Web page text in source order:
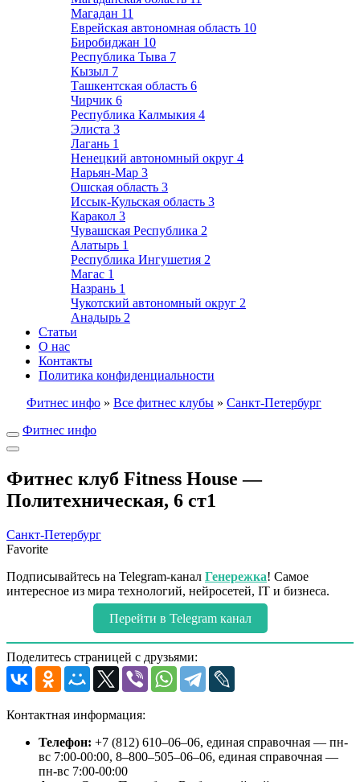
Магадан 11
Еврейская автономная область 10
Биробиджан 10
Республика Тыва 7
Кызыл 7
Ташкентская область 6
Чирчик 6
Республика Калмыкия 4
Элиста 3
Лагань 1
Ненецкий автономный округ 4
Нарьян-Мар 3
Ошская область 3
Иссык-Кульская область 3
Каракол 3
Чувашская Республика 2
Алатырь 1
Республика Ингушетия 2
Магас 1
Назрань 1
Чукотский автономный округ 2
Анадырь 2
Статьи
О нас
Контакты
Политика конфиденциальности
Фитнес инфо » Все фитнес клубы » Санкт-Петербург
Фитнес инфо
Фитнес клуб Fitness House —
Политехническая, 6 ст1
Санкт-Петербург
Favorite
Подписывайтесь на Telegram-канал Генережка! Самое
интересное из мира технологий, нейросетей, IT и бизнеса.
Перейти в Telegram канал
Поделитесь страницей с друзьями:
Контактная информация:
Телефон: +7 (812) 610‒06‒06, единая справочная — пн-
вс 7:00-00:00, 8‒800‒505‒06‒06, единая справочная —
пн-вс 7:00-00:00